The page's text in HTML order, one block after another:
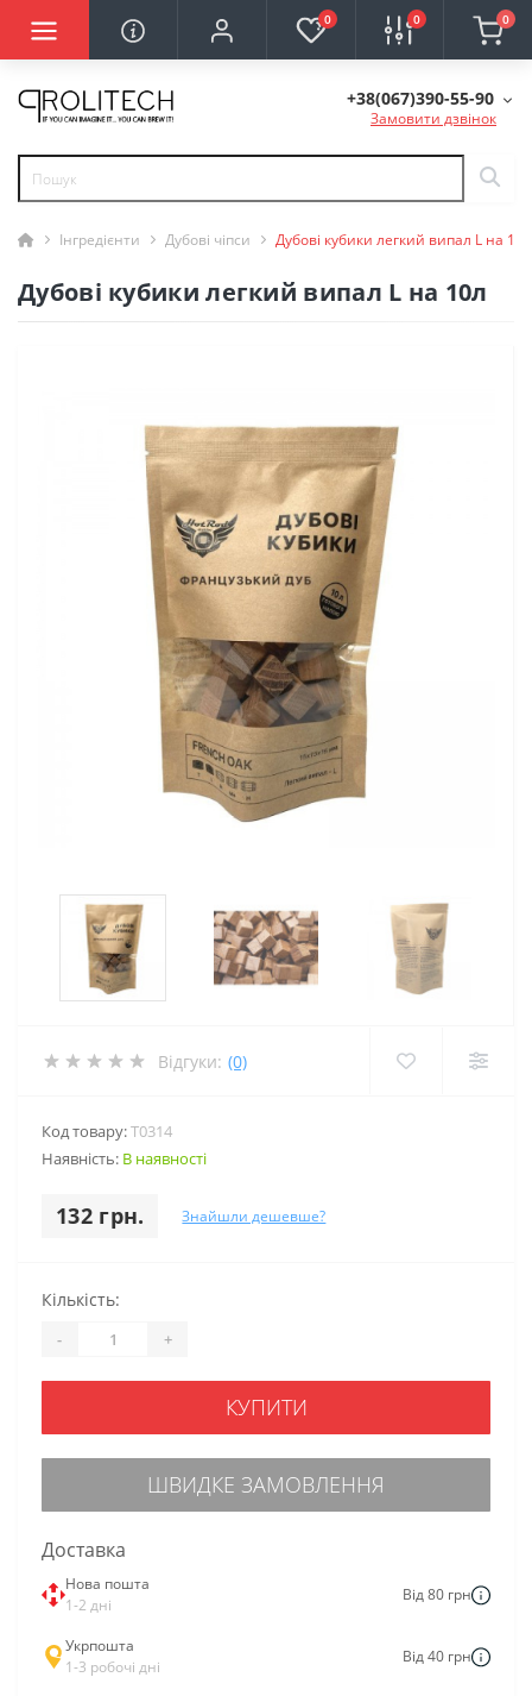
0 0 0
+38(067)390-55-90
Замовити дзвінок
Інгредієнти Дубові чіпси Дубові кубики легкий випал L на 10л
Дубові кубики легкий випал L на 10л
Відгуки: (0)
Код товару:Т0314
Наявність: В наявності
132 грн. Знайшли дешевше?
Кількість:
- +
КУПИТИ
ШВИДКЕ ЗАМОВЛЕННЯ
Доставка
Нова пошта
1-2 дні
Від 80 грн
Укрпошта
1-3 робочі дні
Від 40 грн